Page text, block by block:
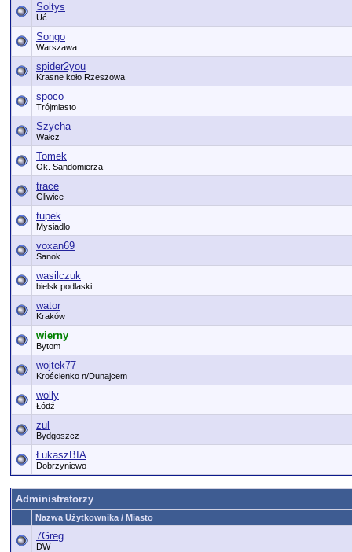
Soltys
Uć
Songo
Warszawa
spider2you
Krasne koło Rzeszowa
spoco
Trójmiasto
Szycha
Wałcz
Tomek
Ok. Sandomierza
trace
Gliwice
tupek
Mysiadło
voxan69
Sanok
wasilczuk
bielsk podlaski
wator
Kraków
wierny
Bytom
wojtek77
Krościenko n/Dunajcem
wolly
Łódź
zul
Bydgoszcz
ŁukaszBIA
Dobrzyniewo
Administratorzy
Nazwa Użytkownika / Miasto
7Greg
DW